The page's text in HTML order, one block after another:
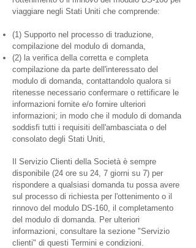
viaggiare negli Stati Uniti che comprende:
(1) Supporto nel processo di traduzione,
compilazione del modulo di domanda,
(2) la verifica della corretta e completa
compilazione da parte dell'interessato del
modulo di domanda, contattandolo qualora si
ritenesse necessario confermare o rettificare le
informazioni fornite e/o fornire ulteriori
informazioni; in modo che il modulo di domanda
soddisfi tutti i requisiti dell'ambasciata o del
consolato degli Stati Uniti,
Il Servizio Clienti della Società è sempre
disponibile (24 ore su 24, 7 giorni su 7) per
rispondere a qualsiasi domanda tu possa avere
sul processo di richiesta per l'ottenimento o il
rinnovo del modulo DS-160, il completamento
del modulo di domanda. Per ulteriori
informazioni, consultare la sezione "Servizio
clienti" di questi Termini e condizioni.